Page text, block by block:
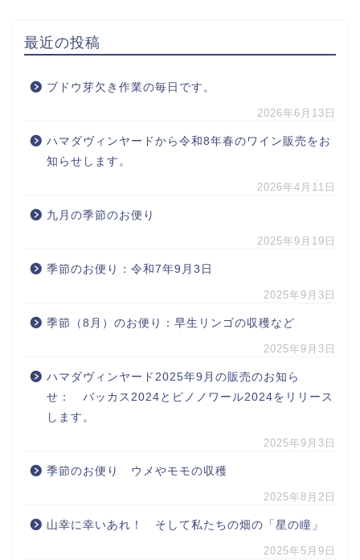
最近の投稿
ブドウ芽欠き作業の毎日です。
2026年6月13日
ハマダヴィンヤードから令和8年春のワイン販売をお
知らせします。
2026年4月11日
九月の季節のお便り
2025年9月19日
季節のお便り：令和7年9月3日
2025年9月3日
季節（8月）のお便り：早生リンゴの収穫など
2025年9月3日
ハマダヴィンヤード2025年9月の販売のお知ら
せ： バッカス2024とピノノワール2024をリリース
します。
2025年9月3日
季節のお便り ウメやモモの収穫
2025年8月2日
山幸に幸いあれ！ そして私たちの畑の「星の瞳」
2025年5月9日